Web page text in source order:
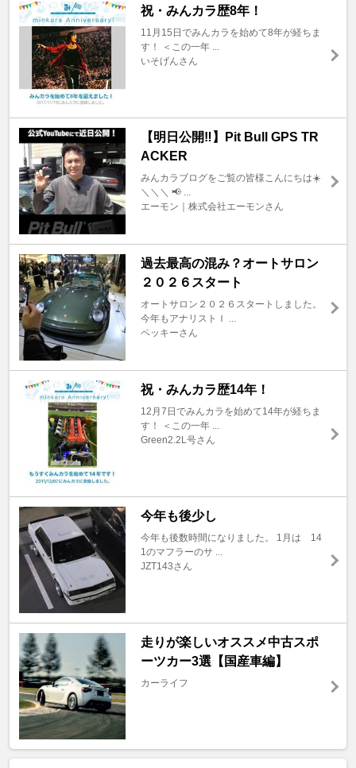
祝・みんカラ歴8年！
11月15日でみんカラを始めて8年が経ちま
す！ ＜この一年 ...
いそげんさん
【明日公開‼️】Pit Bull GPS TR
ACKER
みんカラブログをご覧の皆様こんにちは☀️
＼＼＼ 📢 ...
エーモン｜株式会社エーモンさん
過去最高の混み？オートサロン
２０２６スタート
オートサロン２０２６スタートしました。
今年もアナリストＩ ...
ペッキーさん
祝・みんカラ歴14年！
12月7日でみんカラを始めて14年が経ちま
す！ ＜この一年 ...
Green2.2L号さん
今年も後少し
今年も後数時間になりました。 1月は 14
1のマフラーのサ ...
JZT143さん
走りが楽しいオススメ中古スポ
ーツカー3選【国産車編】
カーライフ